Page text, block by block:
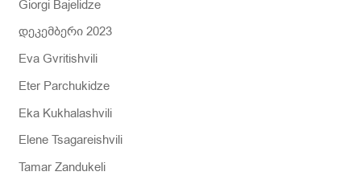
Giorgi Bajelidze
დეკემბერი 2023
Eva Gvritishvili
Eter Parchukidze
Eka Kukhalashvili
Elene Tsagareishvili
Tamar Zandukeli